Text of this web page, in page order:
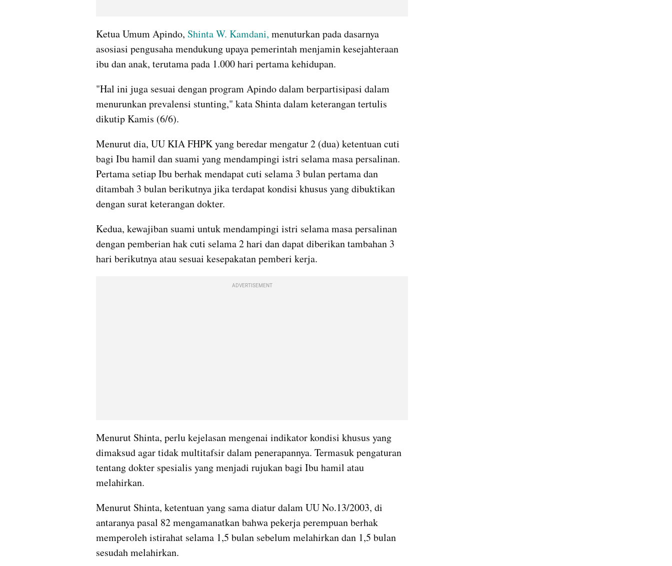
Ketua Umum Apindo, Shinta W. Kamdani, menuturkan pada dasarnya
asosiasi pengusaha mendukung upaya pemerintah menjamin kesejahteraan
ibu dan anak, terutama pada 1.000 hari pertama kehidupan.
"Hal ini juga sesuai dengan program Apindo dalam berpartisipasi dalam
menurunkan prevalensi stunting," kata Shinta dalam keterangan tertulis
dikutip Kamis (6/6).
Menurut dia, UU KIA FHPK yang beredar mengatur 2 (dua) ketentuan cuti
bagi Ibu hamil dan suami yang mendampingi istri selama masa persalinan.
Pertama setiap Ibu berhak mendapat cuti selama 3 bulan pertama dan
ditambah 3 bulan berikutnya jika terdapat kondisi khusus yang dibuktikan
dengan surat keterangan dokter.
Kedua, kewajiban suami untuk mendampingi istri selama masa persalinan
dengan pemberian hak cuti selama 2 hari dan dapat diberikan tambahan 3
hari berikutnya atau sesuai kesepakatan pemberi kerja.
ADVERTISEMENT
Menurut Shinta, perlu kejelasan mengenai indikator kondisi khusus yang
dimaksud agar tidak multitafsir dalam penerapannya. Termasuk pengaturan
tentang dokter spesialis yang menjadi rujukan bagi Ibu hamil atau
melahirkan.
Menurut Shinta, ketentuan yang sama diatur dalam UU No.13/2003, di
antaranya pasal 82 mengamanatkan bahwa pekerja perempuan berhak
memperoleh istirahat selama 1,5 bulan sebelum melahirkan dan 1,5 bulan
sesudah melahirkan.